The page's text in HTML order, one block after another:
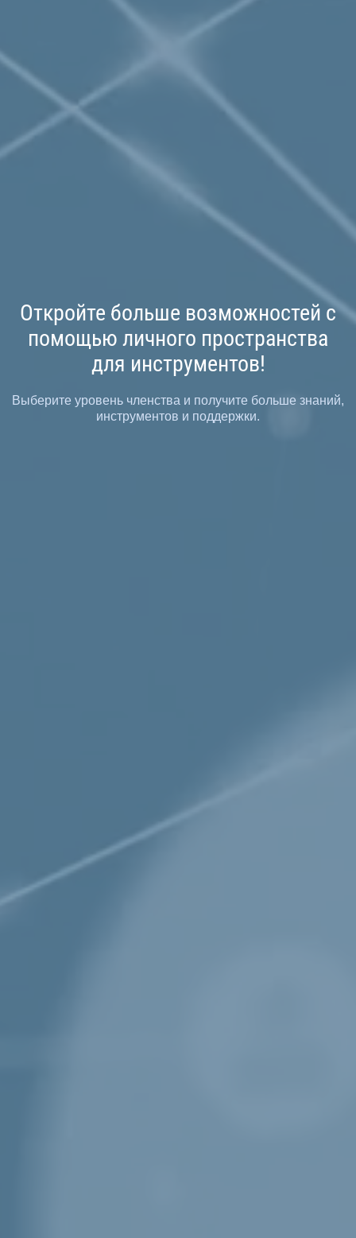
Откройте больше возможностей с
помощью личного пространства
для инструментов!
Выберите уровень членства и получите больше знаний,
инструментов и поддержки.